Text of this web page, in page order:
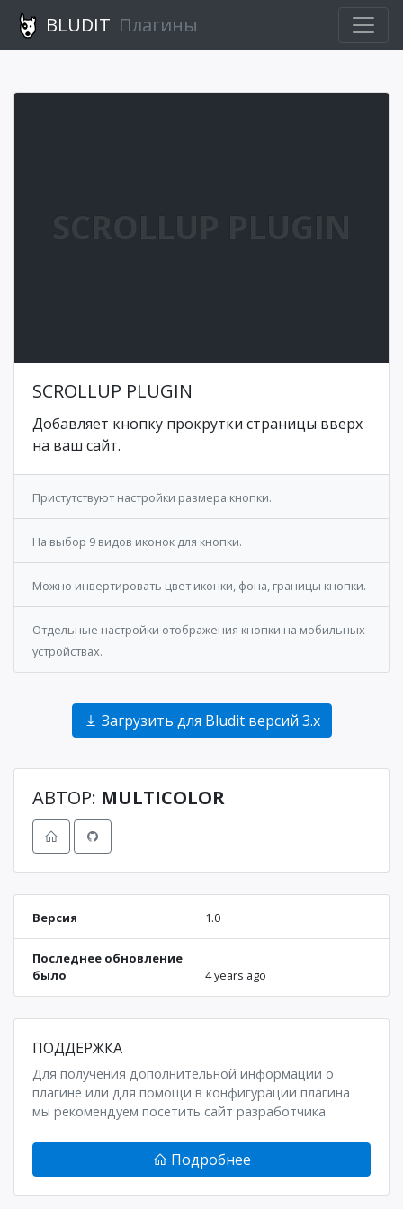
BLUDIT Плагины
SCROLLUP PLUGIN
SCROLLUP PLUGIN
Добавляет кнопку прокрутки страницы вверх
на ваш сайт.
Пристутствуют настройки размера кнопки.
На выбор 9 видов иконок для кнопки.
Можно инвертировать цвет иконки, фона, границы кнопки.
Отдельные настройки отображения кнопки на мобильных
устройствах.
Загрузить для Bludit версий 3.x
АВТОР: MULTICOLOR
Версия 1.0
Последнее обновление
было
4 years ago
ПОДДЕРЖКА
Для получения дополнительной информации о
плагине или для помощи в конфигурации плагина
мы рекомендуем посетить сайт разработчика.
Подробнее